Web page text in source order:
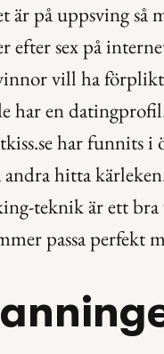
är på uppsving så
efter sex på
vill ha
har en
har funnits
hitta
teknik är ett
passa perfekt